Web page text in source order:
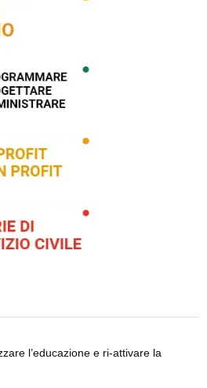
l’educazione e ri-attivare la